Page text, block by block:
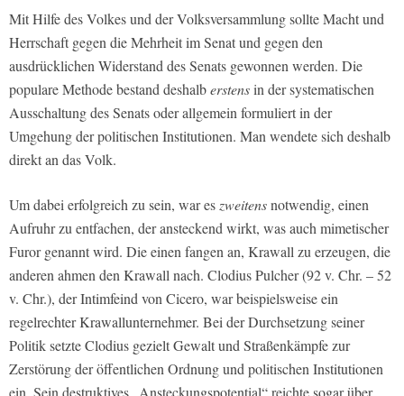
Mit Hilfe des Volkes und der Volksversammlung sollte Macht und
Herrschaft gegen die Mehrheit im Senat und gegen den
ausdrücklichen Widerstand des Senats gewonnen werden. Die
populare Methode bestand deshalberstensin der systematischen
Aus­schaltung des Senats oder allgemein formuliert in der
Umgehung der politischen Insti­tutionen. Man wendete sich deshalb
direkt an das Volk.
Um dabei erfolgreich zu sein, war eszweitensnotwendig, einen
Aufruhr zu entfachen, der ansteckend wirkt, was auch mimetischer
Furor genannt wird. Die einen fangen an, Krawall zu erzeugen, die
anderen ahmen den Krawall nach. Clodius Pulcher (92 v. Chr. – 52
v. Chr.), der Intimfeind von Cicero, war beispielsweise ein
regelrechter Kra­wallunternehmer. Bei der Durchsetzung seiner
Politik setzte Clodius gezielt Gewalt und Straßenkämpfe zur
Zerstörung der öffentlichen Ordnung und politischen Institutionen